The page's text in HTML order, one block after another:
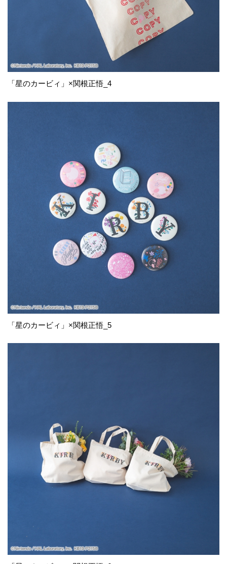
「星のカービィ」×関根正悟_4
「星のカービィ」×関根正悟_5